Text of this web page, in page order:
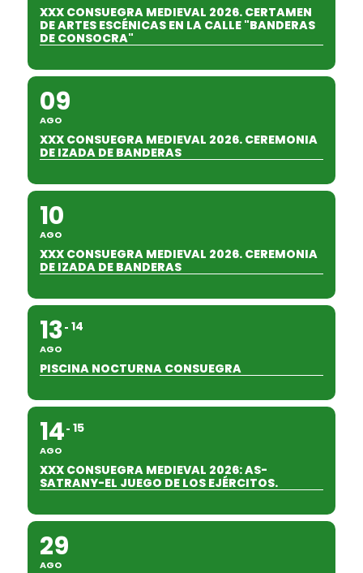
XXX CONSUEGRA MEDIEVAL 2026. CERTAMEN
DE ARTES ESCÉNICAS EN LA CALLE "BANDERAS
DE CONSOCRA"
09
AGO
XXX CONSUEGRA MEDIEVAL 2026. CEREMONIA
DE IZADA DE BANDERAS
10
AGO
XXX CONSUEGRA MEDIEVAL 2026. CEREMONIA
DE IZADA DE BANDERAS
13
AGO
14
PISCINA NOCTURNA CONSUEGRA
14
AGO
15
XXX CONSUEGRA MEDIEVAL 2026: AS-
SATRANY-EL JUEGO DE LOS EJÉRCITOS.
29
AGO